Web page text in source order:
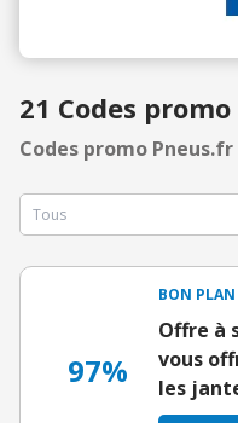
21 Codes
Codes promo
97%
BON PLAN
Offre à
vous
les